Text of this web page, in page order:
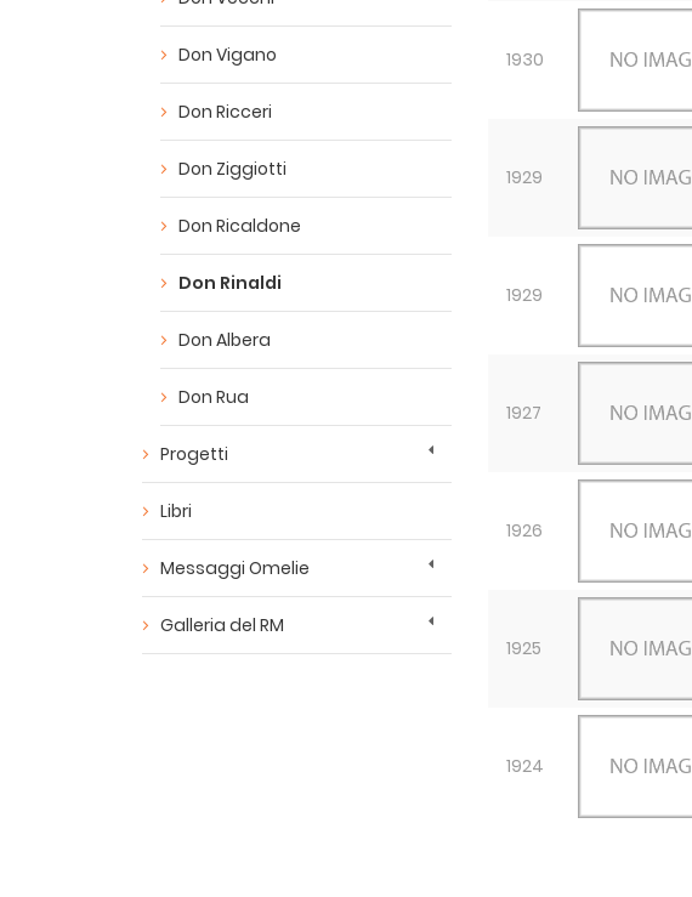
Don Vigano
Don Ricceri
Don Ziggiotti
Don Ricaldone
Don Rinaldi
Don Albera
Don Rua
Progetti
Libri
Messaggi Omelie
Galleria del RM
1930
1929
1929
1927
1926
1925
1924